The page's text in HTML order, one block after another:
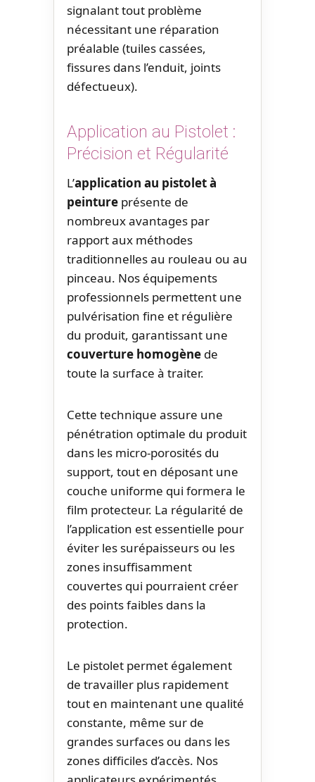
signalant tout problème
nécessitant une réparation
préalable (tuiles cassées,
fissures dans l’enduit, joints
défectueux).
Application au Pistolet :
Précision et Régularité
L’application au pistolet à
peinture présente de
nombreux avantages par
rapport aux méthodes
traditionnelles au rouleau ou au
pinceau. Nos équipements
professionnels permettent une
pulvérisation fine et régulière
du produit, garantissant une
couverture homogène de
toute la surface à traiter.
Cette technique assure une
pénétration optimale du produit
dans les micro-porosités du
support, tout en déposant une
couche uniforme qui formera le
film protecteur. La régularité de
l’application est essentielle pour
éviter les surépaisseurs ou les
zones insuffisamment
couvertes qui pourraient créer
des points faibles dans la
protection.
Le pistolet permet également
de travailler plus rapidement
tout en maintenant une qualité
constante, même sur de
grandes surfaces ou dans les
zones difficiles d’accès. Nos